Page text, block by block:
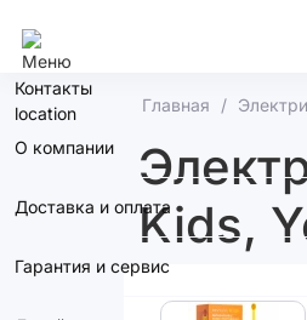
Контакты
О компании
Доставка и оплата
Гарантия и сервис
Главная
Kids,